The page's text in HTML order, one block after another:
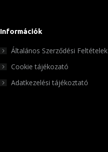
Információk
Általános Szerződési Feltételek
Cookie tájékozató
Adatkezelési tájékoztató